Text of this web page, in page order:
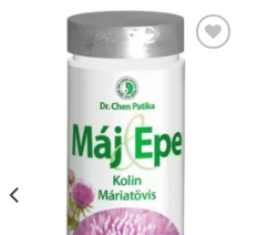
Kívánságlistához